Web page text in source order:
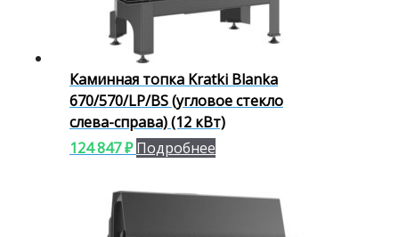
Каминная топка Kratki Blanka
670/570/LP/BS (угловое стекло
слева-справа) (12 кВт)
124 847₽ Подробнее